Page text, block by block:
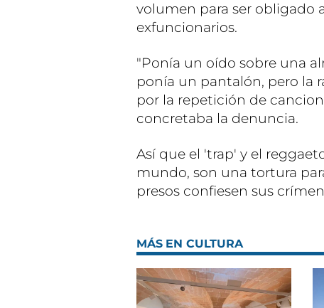
volumen para ser obligado
exfuncionarios.
"Ponía un oído sobre una
ponía un pantalón, pero la
por la repetición de
concretaba la denuncia.
Así que el 'trap' y el
mundo, son una tortura
presos confiesen sus
MÁS EN CULTURA